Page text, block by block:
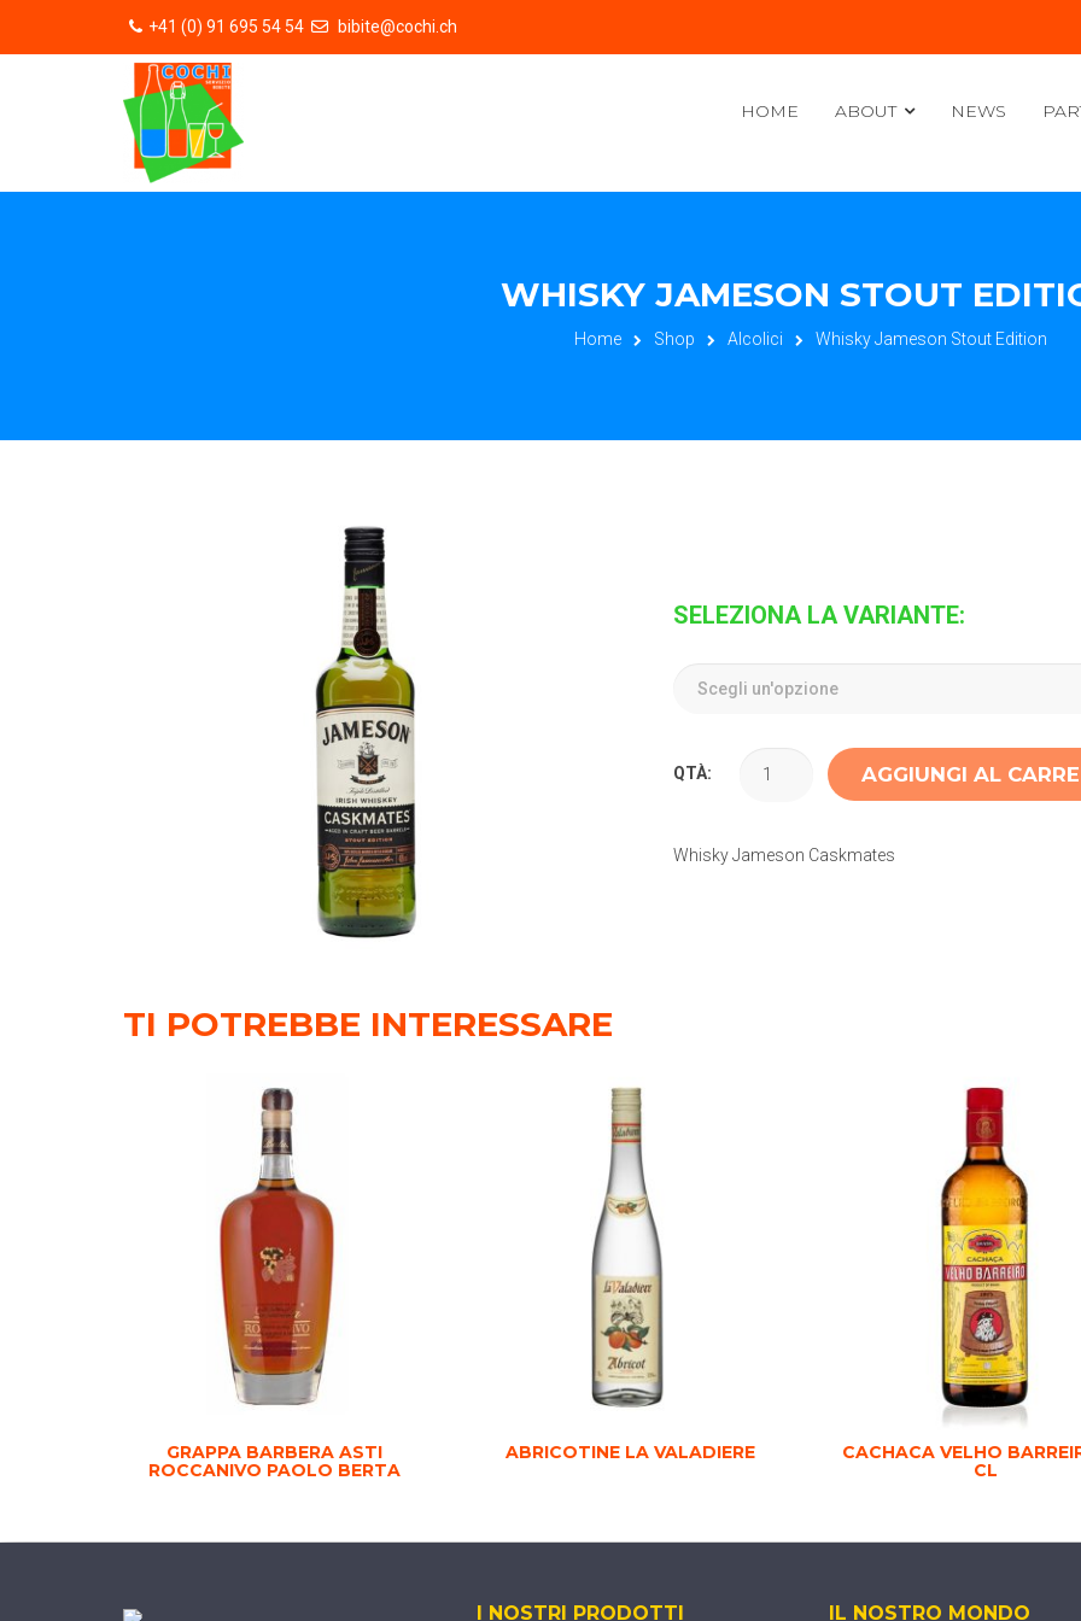
+41 (0) 91 695 54 54 bibite@cochi.ch
HOME ABOUT NEWS
WHISKY JAMESON STOUT
Home Shop Alcolici Whisky Jameson Stout Edition
SELEZIONA LA VARIANTE:
QTÀ: AGGIUNGI AL
Whisky Jameson Caskmates
TI POTREBBE INTERESSARE
GRAPPA BARBERA ASTI
ROCCANIVO PAOLO BERTA
ABRICOTINE LA VALADIERE
CACHACA VELHO
CL
I NOSTRI PRODOTTI IL NOSTRO MONDO